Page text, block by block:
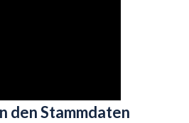
den Stammdaten